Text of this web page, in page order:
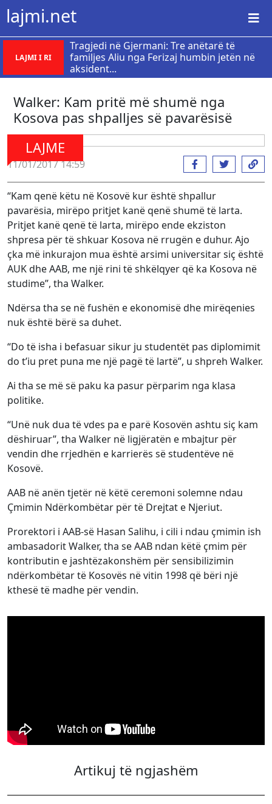
lajmi.net
LAJMI I RI
Tragjedi në Gjermani: Tre anëtarë të
familjes Aliu nga Ferizaj humbin jetën në
aksident...
Walker: Kam pritë më shumë nga
Kosova pas shpalljes së pavarësisë
LAJME
11/01/2017 14:59
“Kam qenë këtu në Kosovë kur është shpallur
pavarësia, mirëpo pritjet kanë qenë shumë të larta.
Pritjet kanë qenë të larta, mirëpo ende ekziston
shpresa për të shkuar Kosova në rrugën e duhur. Ajo
çka më inkurajon mua është arsimi universitar siç është
AUK dhe AAB, me një rini të shkëlqyer që ka Kosova në
studime”, tha Walker.
Ndërsa tha se në fushën e ekonomisë dhe mirëqenies
nuk është bërë sa duhet.
“Do të isha i befasuar sikur ju studentët pas diplomimit
do t’iu pret puna me një pagë të lartë”, u shpreh Walker.
Ai tha se më së paku ka pasur përparim nga klasa
politike.
“Unë nuk dua të vdes pa e parë Kosovën ashtu siç kam
dëshiruar”, tha Walker në ligjëratën e mbajtur për
vendin dhe rrjedhën e karrierës së studentëve në
Kosovë.
AAB në anën tjetër në këtë ceremoni solemne ndau
Çmimin Ndërkombëtar për të Drejtat e Njeriut.
Prorektori i AAB-së Hasan Salihu, i cili i ndau çmimin ish
ambasadorit Walker, tha se AAB ndan këtë çmim për
kontributin e jashtëzakonshëm për sensibilizimin
ndërkombëtar të Kosovës në vitin 1998 që bëri një
kthesë të madhe për vendin.
Artikuj të ngjashëm